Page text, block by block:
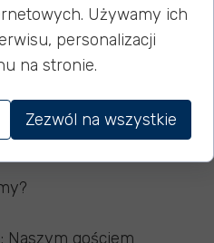
się w krainę
Naszym gościem
Używamy ich
personalizacji
na stronie.
Zezwól na wszystkie